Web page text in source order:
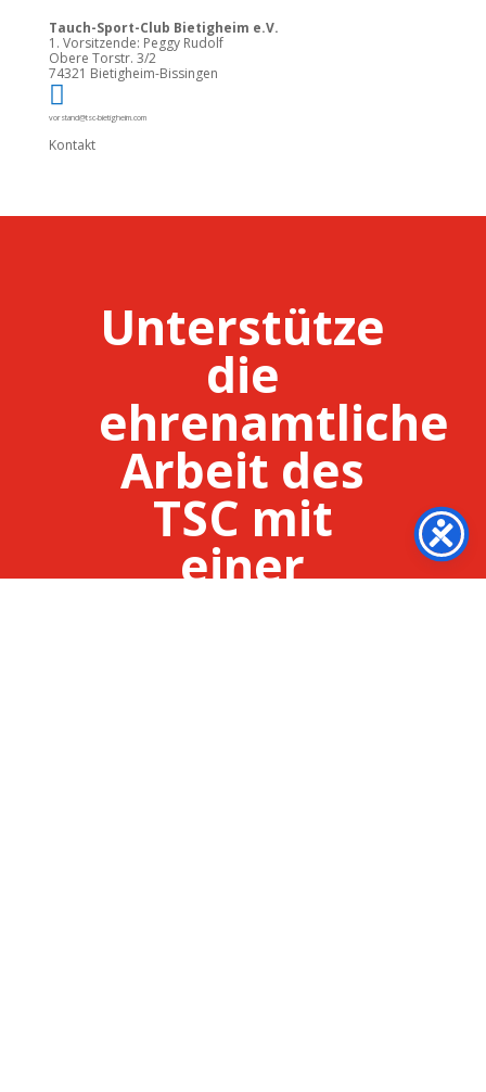
Unterstütze
ehrenamtliche
TSC mit
einer
Spende!
Fördere u.a. die Kinder- und Jugendarbeit
des TSC und investiere in das Ehrenamt!
Spendenkonto:
Tauch-Sport-Club Bietigheim
e.V.
DE44 6045 0050 0007 7645 90